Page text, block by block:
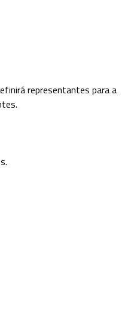
representantes para a